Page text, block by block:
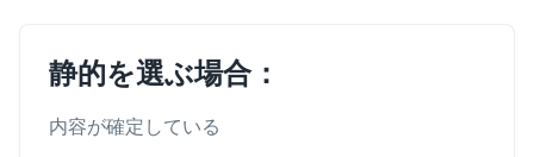
静的を選ぶ場合：
内容が確定している